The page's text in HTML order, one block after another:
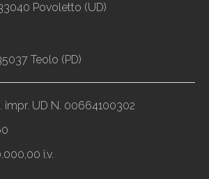
Povoletto (UD)
Teolo (PD)
impr. UD N. 00664100302
i.v.